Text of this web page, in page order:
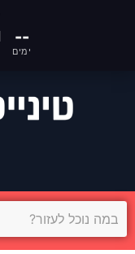
--
ימים